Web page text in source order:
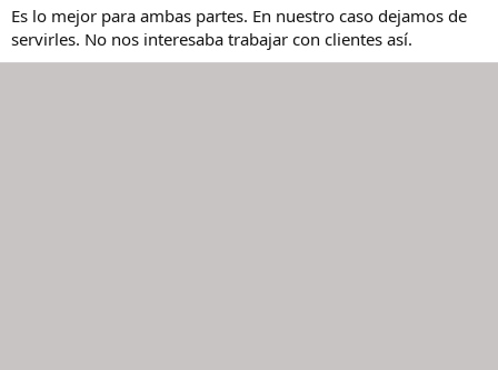
Es lo mejor para ambas partes. En nuestro caso dejamos de
servirles. No nos interesaba trabajar con clientes así.